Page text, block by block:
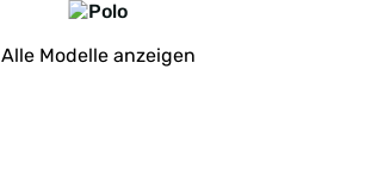
Alle Modelle anzeigen